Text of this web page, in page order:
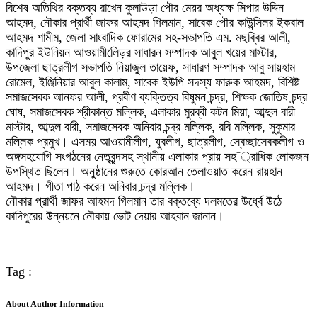
বিশেষ অতিথির বক্তব্য রাখেন কুলাউড়া পৌর মেয়র অধ্যক্ষ সিপার উদ্দিন
আহমদ, নৌকার প্রার্থী জাফর আহমদ গিলমান, সাবেক পৌর কাউন্সিলর ইকবাল
আহমদ শামীম, জেলা সাংবাদিক ফোরামের সহ-সভাপতি এম. মছব্বির আলী,
কাদিপুর ইউনিয়ন আওয়ামীলেিড়র সাধারন সম্পাদক আবুল খয়ের মাস্টার,
উপজেলা ছাত্রলীগ সভাপতি নিয়াজুল তায়েফ, সাধারণ সম্পাদক আবু সায়হাম
রোমেল, ইঞ্জিনিয়ার আবুল কালাম, সাবেক ইউপি সদস্য ফারুক আহমদ, বিশিষ্ট
সমাজসেবক আনফর আলী, প্রবীণ ব্যক্তিত্ব বিষুমন চন্দ্র, শিক্ষক জোতিষ চন্দ্র
ঘোষ, সমাজসেবক শ্রীকান্ত মল্লিক, এলাকার মুরব্বী কটন মিয়া, আব্দুল বারী
মাস্টার, আব্দুল বারী, সমাজসেবক অনিবার চন্দ্র মল্লিক, রবি মল্লিক, সুকুমার
মল্লিক প্রমুখ। এসময় আওয়ামীলীগ, যুবলীগ, ছাত্রলীগ, স্বেচ্ছাসেবকলীগ ও
অঙ্গসহযোগি সংগঠনের নেতৃবৃন্দসহ স্থানীয় এলাকার প্রায় সহ¯্রাধিক লোকজন
উপস্থিত ছিলেন। অনুষ্ঠানের শুরুতে কোরআন তেলাওয়াত করেন রায়হান
আহমদ। গীতা পাঠ করেন অনিবার চন্দ্র মল্লিক।
নৌকার প্রার্থী জাফর আহমদ গিলমান তার বক্তব্যে দলমতের উর্ধ্বে উঠে
কাদিপুরের উন্নয়নে নৌকায় ভোট দেয়ার আহবান জানান।
Tag :
About Author Information